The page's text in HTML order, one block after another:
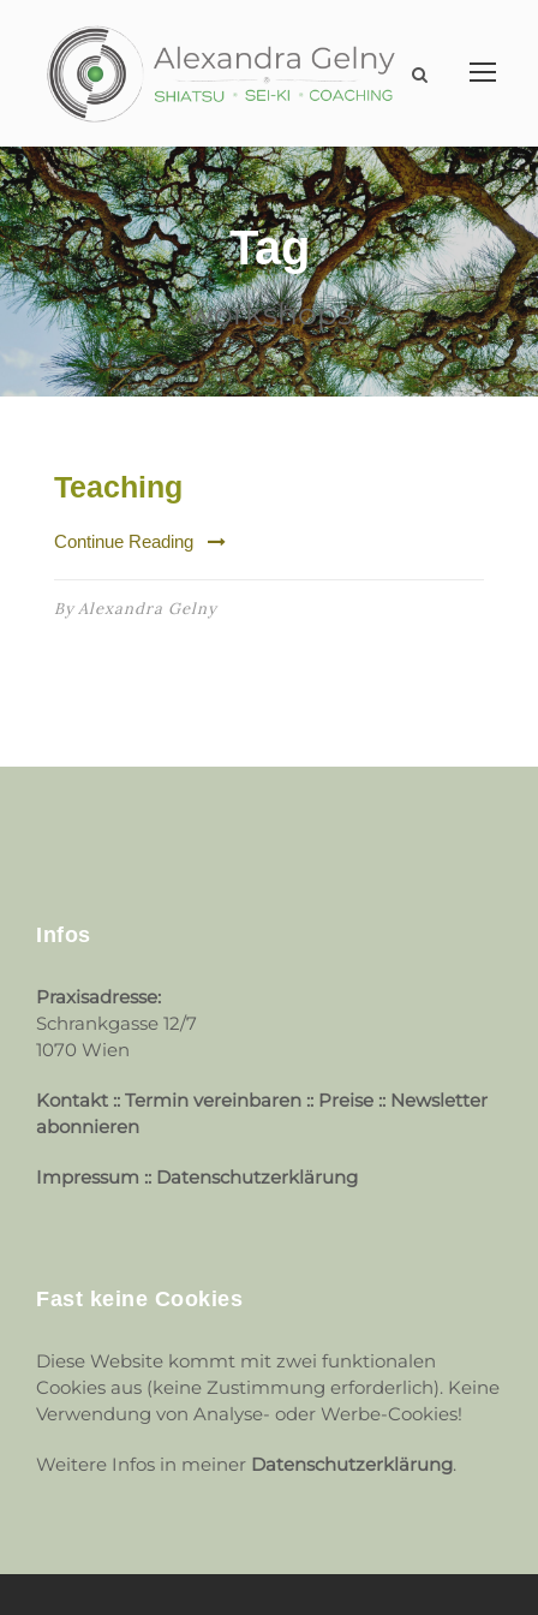
Tag
workshops
Teaching
Continue Reading
ByAlexandra Gelny
Infos
Praxisadresse:
Schrankgasse 12/7
1070 Wien
Kontakt :: Termin vereinbaren :: Preise :: Newsletter
abonnieren
Impressum :: Datenschutzerklärung
Fast keine Cookies
Diese Website kommt mit zwei funktionalen
Cookies aus (keine Zustimmung erforderlich). Keine
Verwendung von Analyse- oder Werbe-Cookies!
Weitere Infos in meiner Datenschutzerklärung.